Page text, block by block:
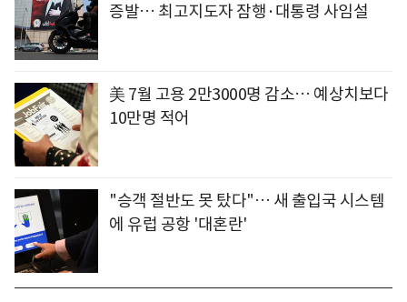
증발… 최고지도자 잠행·대통령 사임설
美 7월 고용 2만3000명 감소… 예상치보다
10만명 적어
"승객 절반도 못 탔다"… 새 출입국 시스템
에 유럽 공항 '대혼란'